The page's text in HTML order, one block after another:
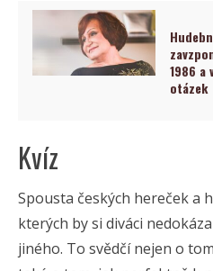
1986 a
otázek
Kvíz
Spousta českých hereček a
kterých by si diváci
jiného. To svědčí nejen o